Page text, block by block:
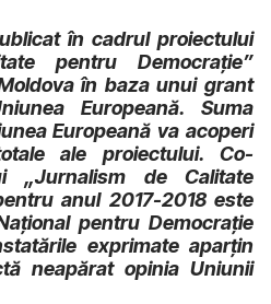
în cadrul proiectului
pentru Democrație”
în baza unui grant
Europeană. Suma
Europeană va acoperi
ale proiectului. Co-
„Jurnalism de Calitate
anul 2017-2018 este
pentru Democrație
exprimate aparțin
neapărat opinia Uniunii